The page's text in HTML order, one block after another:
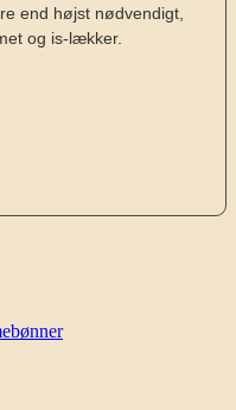
end højst nødvendigt,
og is-lækker.